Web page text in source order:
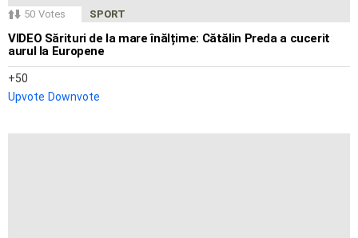
50 Votes SPORT
VIDEO Sărituri de la mare înălțime: Cătălin Preda a cucerit
aurul la Europene
50
Upvote Downvote